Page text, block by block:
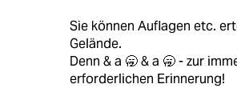
Sie können Auflagen etc.
Gelände.
Denn & a 🥱 & a 🥱 - zur
erforderlichen Erinnerung!